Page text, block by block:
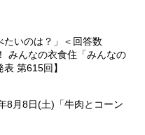
たいのは？」＜回答数
みんなの衣食住「みんなの
第615回】
8月8日(土)「牛肉とコーン